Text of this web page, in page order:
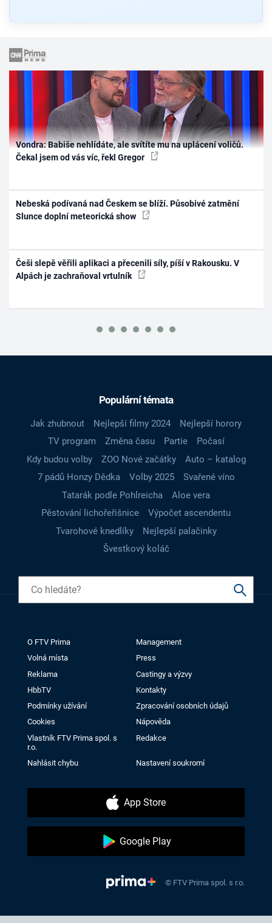
Vondra: Babiše nehlídáte, ale svítíte mu na uplácení voličů.
Čekal jsem od vás víc, řekl Gregor
Nebeská podívaná nad Českem se blíží. Působivé zatmění
Slunce doplní meteorická show
Češi slepě věřili aplikaci a přecenili síly, píší v Rakousku. V
Alpách je zachraňoval vrtulník
Populární témata
Jak zhubnout Nejlepší filmy 2024
Nejlepší horory
TV program
Změna času Partie
Počasí
Kdy budou volby
ZOO Nové začátky
Auto – katalog
7 pádů Honzy Dědka
Volby 2025
Svařené víno
Tatarák podle Pohlreicha
Aloe vera
Pěstování lichořeřišnice
Výpočet ascendentu
Tvarohové knedlíky
Nejlepší palačinky
Švestkový koláč
O FTV Prima
Management
Volná místa
Press
Reklama
Castingy a výzvy
HbbTV
Kontakty
Podmínky užívání
Zpracování osobních údajů
Cookies
Nápověda
Vlastník FTV Prima spol. s
r.o.
Redakce
Nahlásit chybu Nastavení soukromí
App Store
Google Play
© FTV Prima spol. s r.o.